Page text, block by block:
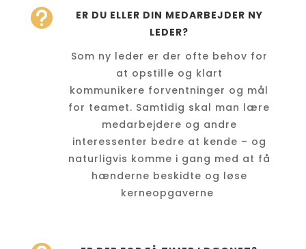

ER DU ELLER DIN MEDARBEJDER NY
LEDER?
Som ny leder er der ofte behov for
at opstille og klart
kommunikere forventninger og mål
for teamet. Samtidig skal man lære
medarbejdere og andre
interessenter bedre at kende – og
naturligvis komme i gang med at få
hænderne beskidte og løse
kerneopgaverne